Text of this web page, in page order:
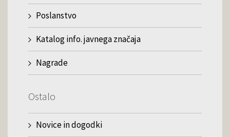
Poslanstvo
Katalog info. javnega značaja
Nagrade
Ostalo
Novice in dogodki